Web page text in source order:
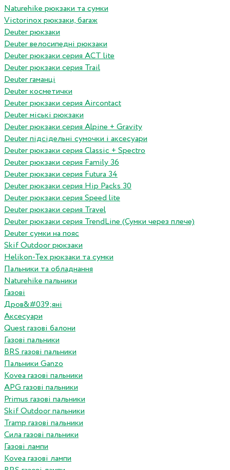
Naturehike рюкзаки та сумки
Victorinox рюкзаки, багаж
Deuter рюкзаки
Deuter велосипедні рюкзаки
Deuter рюкзаки серия ACT lite
Deuter рюкзаки серия Trail
Deuter гаманці
Deuter косметички
Deuter рюкзаки серия Aircontact
Deuter міські рюкзаки
Deuter рюкзаки серия Alpine + Gravity
Deuter підсідельні сумочки і аксесуари
Deuter рюкзаки серия Classic + Spectro
Deuter рюкзаки серия Family 36
Deuter рюкзаки серия Futura 34
Deuter рюкзаки серия Hip Packs 30
Deuter рюкзаки серия Speed lite
Deuter рюкзаки серия Travel
Deuter рюкзаки серия TrendLine (Сумки через плече)
Deuter сумки на пояс
Skif Outdoor рюкзаки
Helikon-Tex рюкзаки та сумки
Пальники та обладнання
Naturehike пальники
Газові
Дров&#039;яні
Аксесуари
Quest газові балони
Газові пальники
BRS газові пальники
Пальники Ganzo
Kovea газові пальники
APG газові пальники
Primus газові пальники
Skif Outdoor пальники
Tramp газові пальники
Сила газові пальники
Газові лампи
Kovea газові лампи